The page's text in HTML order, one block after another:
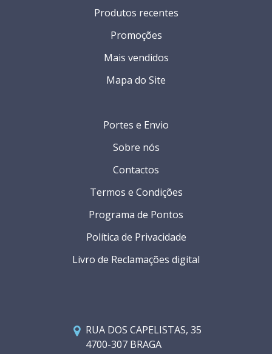
RUA DOS CAPELISTAS, 35
4700-307 BRAGA
Portes e Envio
Sobre nós
Contactos
Termos e Condições
Programa de Pontos
Política de Privacidade
Livro de Reclamações digital
Produtos recentes
Promoções
Mais vendidos
Mapa do Site